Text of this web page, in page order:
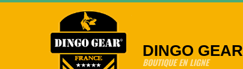
Skip
DINGO GEAR
BOUTIQUE EN LIGNE